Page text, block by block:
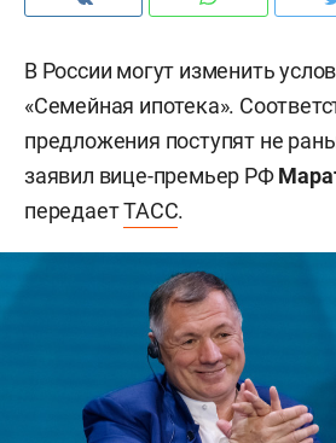
В России могут изменить
«Семейная ипотека».
предложения поступят не
заявил вице-премьер РФ
передаетТАСС.